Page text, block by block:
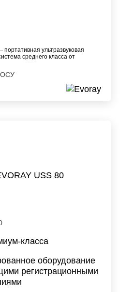
портативная ультразвуковая
среднего класса от
класса
оборудование
регистрационными